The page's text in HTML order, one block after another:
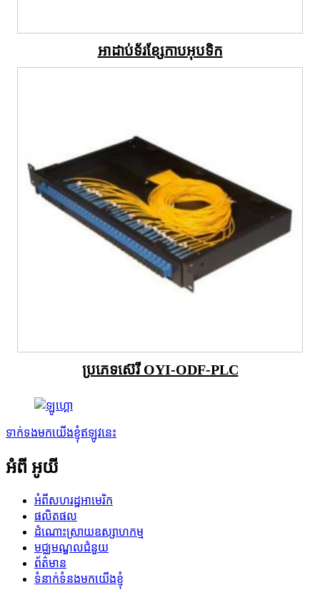
អាដាប់ទ័រខ្សែកាបអុបទិក
ប្រភេទស៊េរី OYI-ODF-PLC
ទាក់ទងមកយើងខ្ញុំឥឡូវនេះ
អំពី អូយី
អំពី​សហរដ្ឋអាមេរិក
ផលិតផល
ដំណោះស្រាយឧស្សាហកម្ម
មជ្ឈមណ្ឌលជំនួយ
ព័ត៌មាន
ទំនាក់ទំនងមកយើងខ្ញុំ